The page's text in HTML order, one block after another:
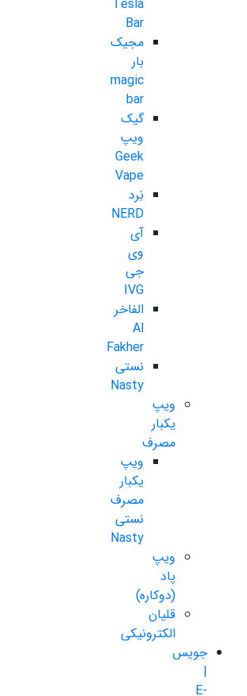
Tesla
Bar
مجیک
بار
magic
bar
گیک
ویپ
Geek
Vape
نِرد
NERD
آی
وی
جی
IVG
الفاخر
Al
Fakher
نستی
Nasty
ویپ
یکبار
مصرف
ویپ
یکبار
مصرف
نستی
Nasty
ویپ
پاد
(دوکاره)
قلیان
الکترونیکی
جویس
|
E-